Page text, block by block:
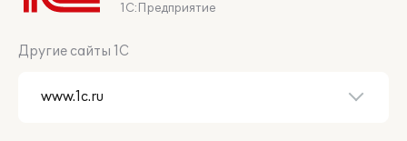
1С:Предприятие
Другие сайты 1С